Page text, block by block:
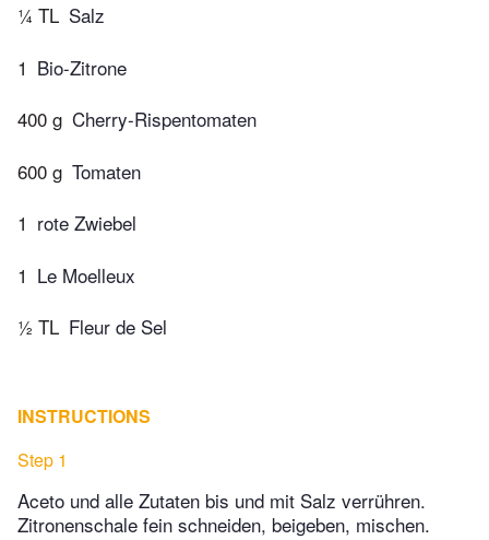
¼ TL Salz
1 Bio-Zitrone
400 g Cherry-Rispentomaten
600 g Tomaten
1 rote Zwiebel
1 Le Moelleux
½ TL Fleur de Sel
INSTRUCTIONS
Step 1
Aceto und alle Zutaten bis und mit Salz verrühren.
Zitronenschale fein schneiden, beigeben, mischen.